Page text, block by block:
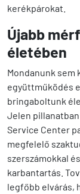
kerékpárokat.
Újabb
életében
Mondanunk sem
együttműködés
bringaboltunk
Jelen
Service Center
megfelelő
szerszámokkal
karbantartás.
legfőbb elvárás,